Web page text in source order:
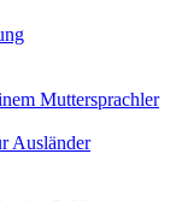
Muttersprachler
Ausländer